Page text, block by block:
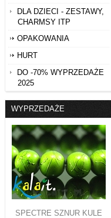
DLA DZIECI - ZESTAWY,
CHARMSY ITP
OPAKOWANIA
HURT
DO -70% WYPRZEDAŻE
2025
WYPRZEDAŻE
SPECTRE SZNUR KULE